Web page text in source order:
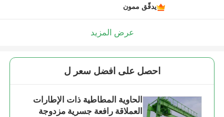
يدقّق ممون
عرض المزيد
احصل على افضل سعر ل
الحاوية المطاطية ذات الإطارات
العملاقة رافعة جسرية مزدوجة